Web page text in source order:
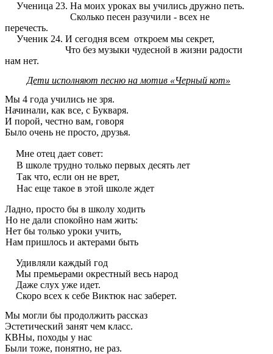
Ученица 23. На моих уроках вы учились дружно петь.
Сколько песен разучили - всех не
перечесть.
Ученик 24. И сегодня всем откроем мы секрет,
Что без музыки чудесной в жизни радости
нам нет.
Дети исполняют песню на мотив «Черный кот»
Мы 4 года учились не зря.
Начинали, как все, с Букваря.
И порой, честно вам, говоря
Было очень не просто, друзья.
Мне отец дает совет:
В школе трудно только первых десять лет
Так что, если он не врет,
Нас еще такое в этой школе ждет
Ладно, просто бы в школу ходить
Но не дали спокойно нам жить:
Нет бы только уроки учить,
Нам пришлось и актерами быть
Удивляли каждый год
Мы премьерами окрестный весь народ
Даже слух уже идет.
Скоро всех к себе Виктюк нас заберет.
Мы могли бы продолжить рассказ
Эстетический занят чем класс.
КВНы, походы у нас
Были тоже, понятно, не раз.